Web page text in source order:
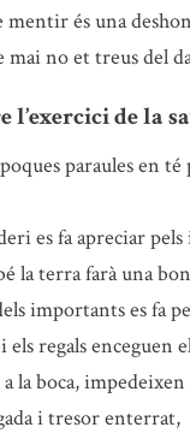
mentir és una
mai no et treus del
l’exercici de la
paraules en
es fa apreciar
la terra farà una
importants es fa
els regals enceguen
la boca, impedeixen
i tresor enterrat,